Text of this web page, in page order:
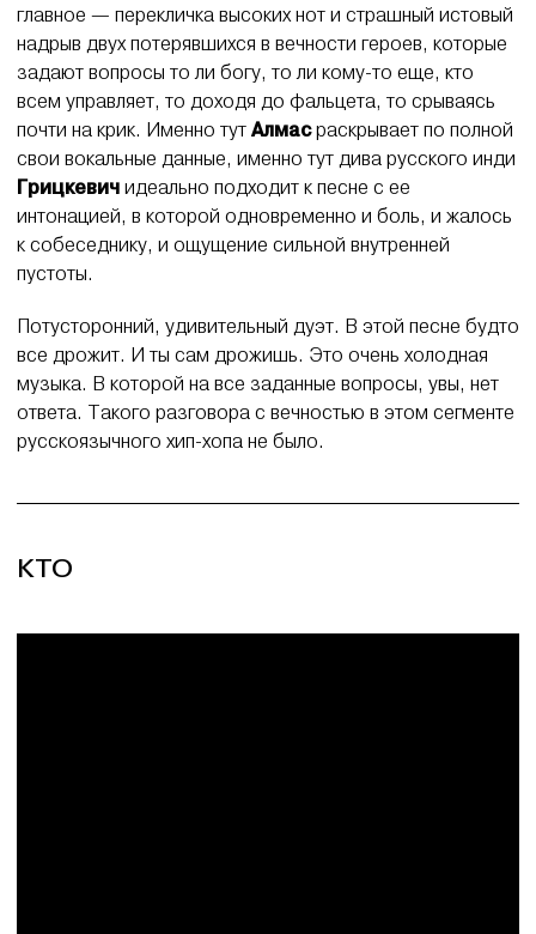
главное — перекличка высоких нот и страшный истовый
надрыв двух потерявшихся в вечности героев, которые
задают вопросы то ли богу, то ли кому-то еще, кто
всем управляет, то доходя до фальцета, то срываясь
почти на крик. Именно тут Алмасраскрывает по полной
свои вокальные данные, именно тут дива русского инди
Грицкевич идеально подходит к песне с ее
интонацией, в которой одновременно и боль, и жалось
к собеседнику, и ощущение сильной внутренней
пустоты.
Потусторонний, удивительный дуэт. В этой песне будто
все дрожит. И ты сам дрожишь. Это очень холодная
музыка. В которой на все заданные вопросы, увы, нет
ответа. Такого разговора с вечностью в этом сегменте
русскоязычного хип-хопа не было.
КТО